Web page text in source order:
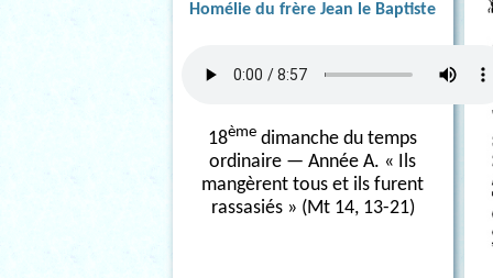
Homélie du frère Jean le Baptiste
18ème dimanche du temps
ordinaire — Année A. « Ils
mangèrent tous et ils furent
rassasiés » (Mt 14, 13-21)